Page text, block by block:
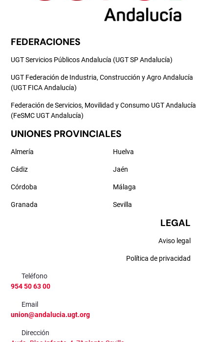
FEDERACIONES
UGT Servicios Públicos Andalucía (UGT SP Andalucía)
UGT Federación de Industria, Construcción y Agro Andalucía
(UGT FICA Andalucía)
Federación de Servicios, Movilidad y Consumo UGT Andalucía
(FeSMC UGT Andalucía)
UNIONES PROVINCIALES
Almería
Cádiz
Córdoba
Granada
Huelva
Jaén
Málaga
Sevilla
LEGAL
Aviso legal
Política de privacidad
Teléfono
954 50 63 00
Email
union@andalucia.ugt.org
Dirección